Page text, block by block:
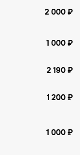
2 000 ₽
1 000 ₽
2 190 ₽
1 200 ₽
1 000 ₽